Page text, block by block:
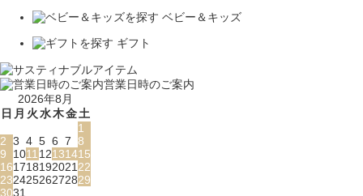
ベビー＆キッズ
ギフト
営業日時のご案内
2026年8月
日 月 火水木金土
1
2 3 4 5 6 7 8
9
101112131415
16171819202122
23242526272829
3031